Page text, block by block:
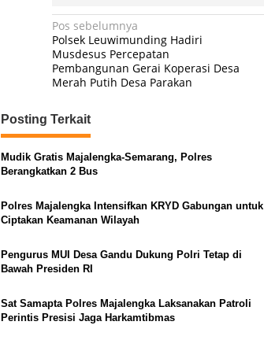
Navigasi
pos
Pos sebelumnya
Polsek Leuwimunding Hadiri
Musdesus Percepatan
Pembangunan Gerai Koperasi Desa
Merah Putih Desa Parakan
Posting Terkait
Mudik Gratis Majalengka-Semarang, Polres
Berangkatkan 2 Bus
Polres Majalengka Intensifkan KRYD Gabungan untuk
Ciptakan Keamanan Wilayah
Pengurus MUI Desa Gandu Dukung Polri Tetap di
Bawah Presiden RI
Sat Samapta Polres Majalengka Laksanakan Patroli
Perintis Presisi Jaga Harkamtibmas